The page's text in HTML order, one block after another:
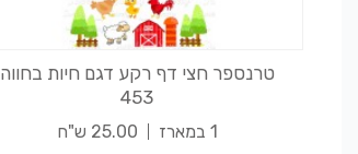
טרנספר חצי דף רקע דגם חיות בחווה
453
1 במארז 25.00 ש"ח